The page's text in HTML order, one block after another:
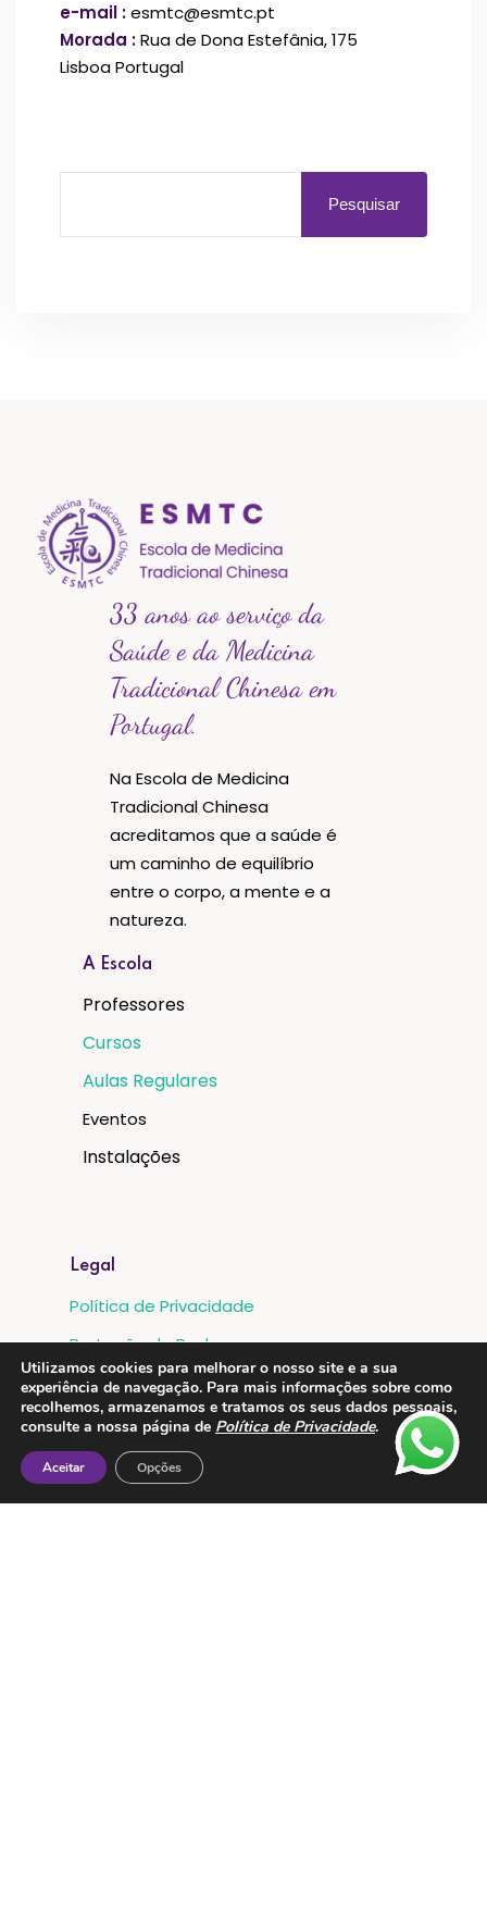
e-mail :esmtc@esmtc.pt
Morada :Rua de Dona Estefânia, 175
Lisboa Portugal
Pesquisar
33 anos ao serviço da
Saúde e da Medicina
Tradicional Chinesa em
Portugal.
Na Escola de Medicina
Tradicional Chinesa
acreditamos que a saúde é
um caminho de equilíbrio
entre o corpo, a mente e a
natureza.
A Escola
Professores
Cursos
Aulas Regulares
Eventos
Instalações
Legal
Política de Privacidade
Proteção de Dados
Livro de Reclamações
Metodos de Pagamento:
Utilizamos cookies para melhorar o nosso site e a sua
experiência de navegação. Para mais informações sobre como
recolhemos, armazenamos e tratamos os seus dados pessoais,
consulte a nossa página de Política de Privacidade.
Aceitar Opções